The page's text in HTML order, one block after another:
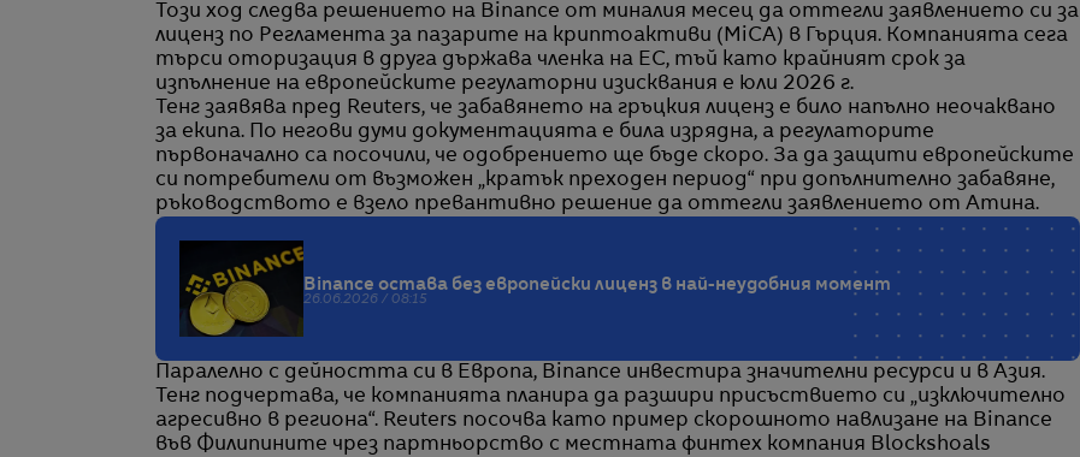
Този ход следва решението на Binance от миналия месец да оттегли заявлението си за
лиценз по Регламента за пазарите на криптоактиви (MiCA) в Гърция. Компанията сега
търси оторизация в друга държава членка на ЕС, тъй като крайният срок за
изпълнение на европейските регулаторни изисквания е юли 2026 г.
Тенг заявява пред Reuters, че забавянето на гръцкия лиценз е било напълно неочаквано
за екипа. По негови думи документацията е била изрядна, а регулаторите
първоначално са посочили, че одобрението ще бъде скоро. За да защити европейските
си потребители от възможен „кратък преходен период“ при допълнително забавяне,
ръководството е взело превантивно решение да оттегли заявлението от Атина.
Binance остава без европейски лиценз в най-неудобния момент
26.06.2026 / 08:15
Паралелно с дейността си в Европа, Binance инвестира значителни ресурси и в Азия.
Тенг подчертава, че компанията планира да разшири присъствието си „изключително
агресивно в региона“. Reuters посочва като пример скорошното навлизане на Binance
във Филипините чрез партньорство с местната финтех компания Blockshoals